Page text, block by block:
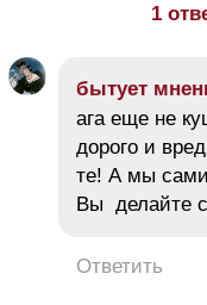
1
бытует
ага еще не
дорого и
те! А мы
Вы делайте
Ответить